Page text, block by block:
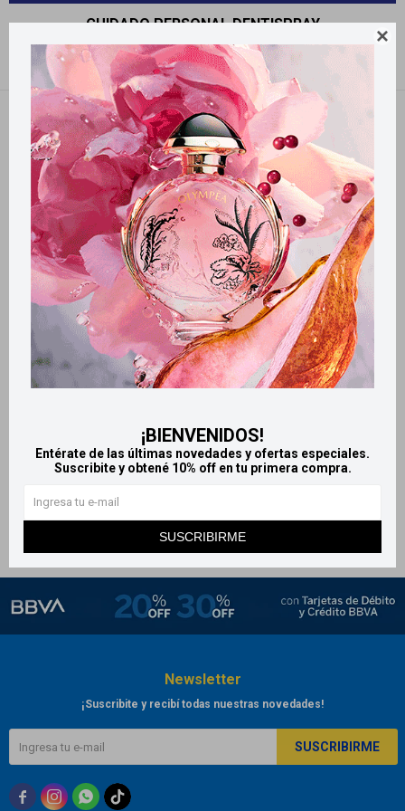

¡BIENVENIDOS!
Entérate de las últimas novedades y ofertas especiales.
Suscribite y obtené 10% off en tu primera compra.
SUSCRIBIRME
CUIDADO PERSONAL DENTISPRAY
Filtrando por: Dentispray
LlegaHOY
2 HS
Dentispray 50 mg/ml solución
dental 5 ml
$ 514
Newsletter
¡Suscribite y recibí todas nuestras novedades!
SUSCRIBIRME
  